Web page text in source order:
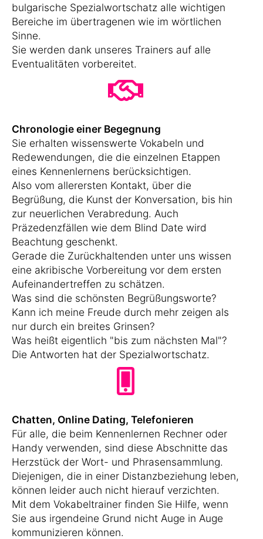
bulgarische Spezialwortschatz alle wichtigen
Bereiche im übertragenen wie im wörtlichen
Sinne.
Sie werden dank unseres Trainers auf alle
Eventualitäten vorbereitet.
Chronologie einer Begegnung
Sie erhalten wissenswerte Vokabeln und
Redewendungen, die die einzelnen Etappen
eines Kennenlernens berücksichtigen.
Also vom allerersten Kontakt, über die
Begrüßung, die Kunst der Konversation, bis hin
zur neuerlichen Verabredung. Auch
Präzedenzfällen wie dem Blind Date wird
Beachtung geschenkt.
Gerade die Zurückhaltenden unter uns wissen
eine akribische Vorbereitung vor dem ersten
Aufeinandertreffen zu schätzen.
Was sind die schönsten Begrüßungsworte?
Kann ich meine Freude durch mehr zeigen als
nur durch ein breites Grinsen?
Was heißt eigentlich "bis zum nächsten Mal"?
Die Antworten hat der Spezialwortschatz.
Chatten, Online Dating, Telefonieren
Für alle, die beim Kennenlernen Rechner oder
Handy verwenden, sind diese Abschnitte das
Herzstück der Wort- und Phrasensammlung.
Diejenigen, die in einer Distanzbeziehung leben,
können leider auch nicht hierauf verzichten.
Mit dem Vokabeltrainer finden Sie Hilfe, wenn
Sie aus irgendeine Grund nicht Auge in Auge
kommunizieren können.